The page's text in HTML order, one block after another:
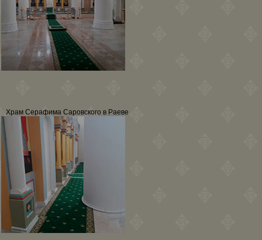
Храм Серафима Саровского в Раеве